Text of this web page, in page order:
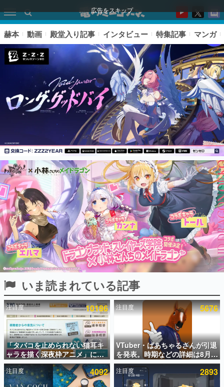
広告をスキップ
ピックアップ
電ファミのいま読まれている記事ランキング
アプリセール情報
インタビュー
連載・特集一覧
殿堂入り記事
SNS拡散数が数千以上！ ページビュー数万以上！ などな
ど。多くの人々に読まれた、電ファミ渾身の“殿堂入り”記
事をまとめました。
ゲームの企画書
名作ゲームクリエイターの方々に製作時のエピソードをお
聞きし、ヒットする企画（ゲーム）とは何か？を探ってい
きます。
赫本
この物語を解いてはいけない。『赫本』は、〈試験問題〉
の形をした短編ホラー小説集です。
赫本 動画 殿堂入り記事 インタビュー 特集記事 マンガ
いま読まれている記事
注目度 10186
「タバコを止められない猫耳キ
ャラを描く深夜枠アニメ」に視
聴者の一部から批判意見。違法
薬物の使用と思しき描写も含め
て、BPOが議論を交わす
注目度 5676
VTuber・ばあちゃるさんが引退
を発表。時期などの詳細は8月9
日15時からの配信で説明
注目度 4092 注目度 2893